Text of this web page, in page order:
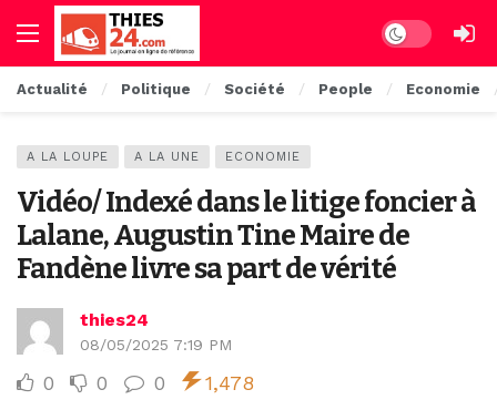
Dark mode
Actualité Politique Société People Economie
A LA LOUPE A LA UNE ECONOMIE
Vidéo/ Indexé dans le litige foncier à
Lalane, Augustin Tine Maire de
Fandène livre sa part de vérité
thies24
08/05/2025 7:19 PM
0 0 0 1,478